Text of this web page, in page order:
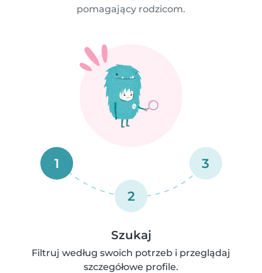
pomagający rodzicom.
1
2
3
Szukaj
Filtruj według swoich potrzeb i przeglądaj
szczegółowe profile.